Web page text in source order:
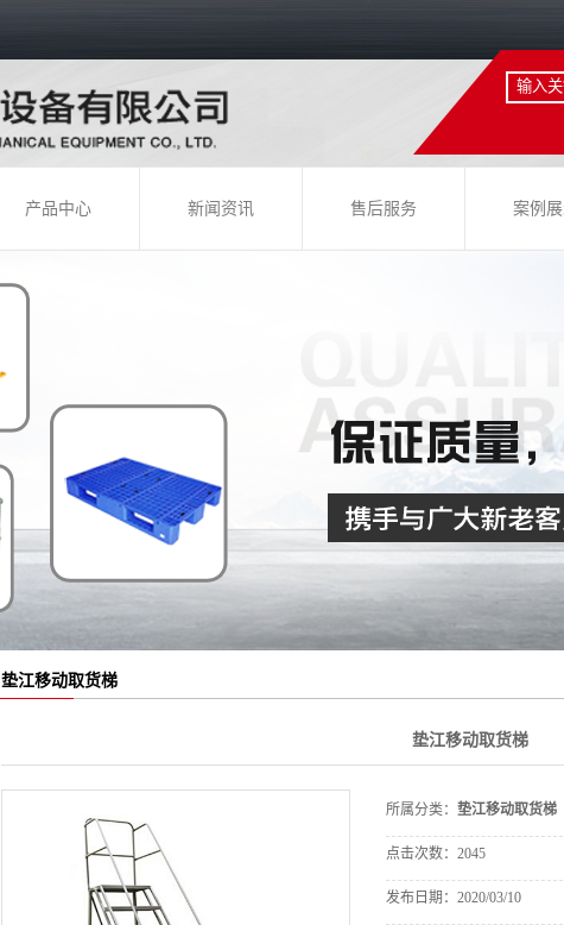
产品中心 新闻资讯 售后服务 案例
垫江移动取货梯
垫江移动取货梯
所属分类： 垫江移动取货梯
点击次数： 2045
发布日期： 2020/03/10